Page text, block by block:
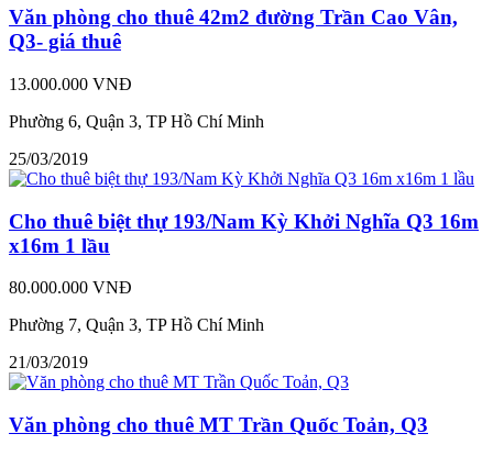
Văn phòng cho thuê 42m2 đường Trần Cao Vân,
Q3- giá thuê
13.000.000 VNĐ
Phường 6, Quận 3, TP Hồ Chí Minh
25/03/2019
Cho thuê biệt thự 193/Nam Kỳ Khởi Nghĩa Q3 16m
x16m 1 lầu
80.000.000 VNĐ
Phường 7, Quận 3, TP Hồ Chí Minh
21/03/2019
Văn phòng cho thuê MT Trần Quốc Toản, Q3